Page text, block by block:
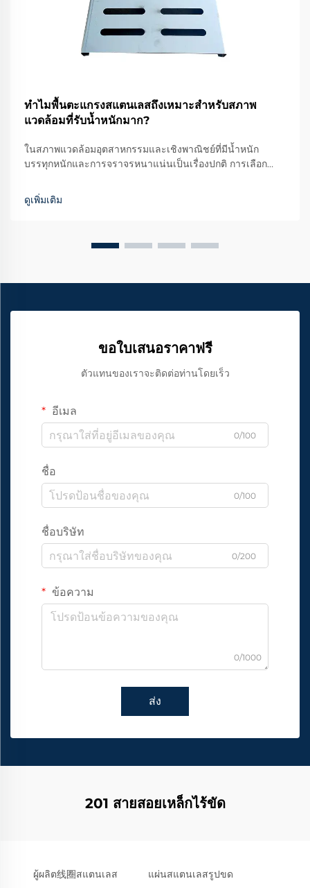
ทำไมพื้นตะแกรงสแตนเลสถึงเหมาะสำหรับสภาพ
แวดล้อมที่รับน้ำหนักมาก?
ในสภาพแวดล้อมอุตสาหกรรมและเชิงพาณิชย์ที่มีน้ำหนัก
บรรทุกหนักและการจราจรหนาแน่นเป็นเรื่องปกติ การเลือก
อย่างยิ่งต่อความปลอดภัยและประสิทธิภาพในการดำเนินงาน
ตะแกรงสแตนเลสได้กลายเป็นทางเลือกหลัก...
ดูเพิ่มเติม
ขอใบเสนอราคาฟรี
ตัวแทนของเราจะติดต่อท่านโดยเร็ว
อีเมล
0/100
ชื่อ
0/100
ชื่อบริษัท
0/200
ข้อความ
0/1000
ส่ง
201 สายสอยเหล็กไร้ขัด
ผู้ผลิต线圈สแตนเลส แผ่นสแตนเลสรูปขด